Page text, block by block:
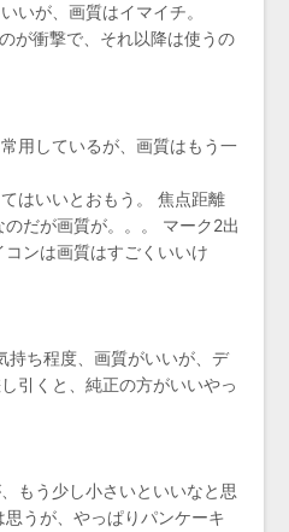
いが、画質はイマイチ。
が衝撃で、それ以降は使うの
用しているが、画質はもう一
はいいとおもう。 焦点距離
だが画質が。。。 マーク2出
ンは画質はすごくいいけ
持ち程度、画質がいいが、デ
引くと、純正の方がいいやっ
もう少し小さいといいなと思
うが、やっぱりパンケーキ